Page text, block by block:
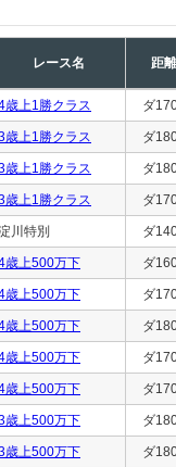
レース名 距離
歳上1勝クラス ダ
歳上1勝クラス ダ
歳上1勝クラス ダ
歳上1勝クラス ダ
川特別 ダ
歳上500万下 ダ
歳上500万下 ダ
歳上500万下 ダ
歳上500万下 ダ
歳上500万下 ダ
歳上500万下 ダ
歳上500万下 ダ